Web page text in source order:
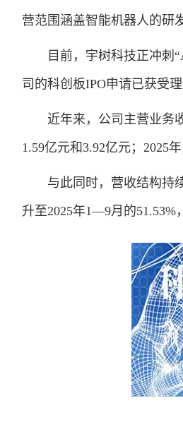
营范围涵盖智能机器人的研
目前，宇树科技正冲刺“A
司的科创板IPO申请已获受
近年来，公司主营业务收
1.59亿元和3.92亿元；2025
与此同时，营收结构持续
升至2025年1—9月的